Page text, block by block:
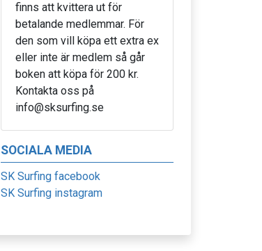
finns att kvittera ut för
betalande medlemmar. För
den som vill köpa ett extra ex
eller inte är medlem så går
boken att köpa för 200 kr.
Kontakta oss på
info@sksurfing.se
SOCIALA MEDIA
SK Surfing facebook
SK Surfing instagram